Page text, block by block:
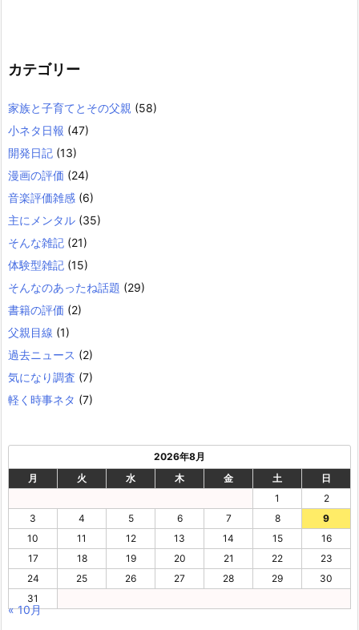
カテゴリー
家族と子育てとその父親 (58)
小ネタ日報 (47)
開発日記 (13)
漫画の評価 (24)
音楽評価雑感 (6)
主にメンタル (35)
そんな雑記 (21)
体験型雑記 (15)
そんなのあったね話題 (29)
書籍の評価 (2)
父親目線 (1)
過去ニュース (2)
気になり調査 (7)
軽く時事ネタ (7)
2026年8月
月
火 水 木 金 土
日
1
2
3
4 5 6 7 8
9
10
11 12 13 14 15
16
17
18 19 20 21 22
23
24
25 26 27 28 29
30
31
« 10月